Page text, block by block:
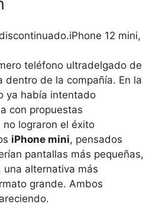
iPhone 12 mini,
teléfono ultradelgado de
dentro de la compañía. En la
ya había intentado
con propuestas
lograron el éxito
iPhone mini, pensados
pantallas más pequeñas,
una alternativa más
grande. Ambos